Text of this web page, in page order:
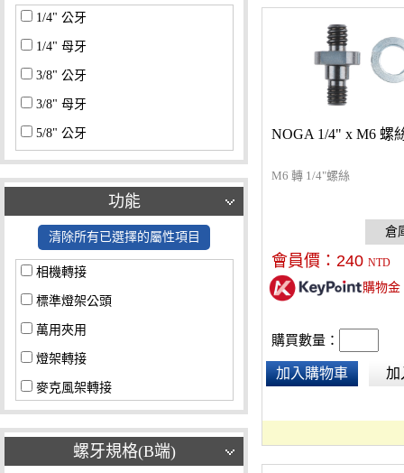
1/4" 公牙
1/4" 母牙
3/8" 公牙
3/8" 母牙
5/8" 公牙
5/8" 母牙
標準燈具公頭
標準燈具母座
其他螺牙
功能
清除所有已選擇的屬性項目
相機轉接
標準燈架公頭
萬用夾用
燈架轉接
麥克風架轉接
螺牙規格(B端)
NOGA 1/4" x M6 螺
M6 轉 1/4"螺絲
會員價： 240 NTD
購物金
購買數量：
加入購物車 加